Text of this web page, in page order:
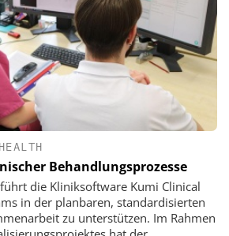
Behandlungsprozesse
die Kliniksoftware Kumi Clinical
in der planbaren, standardisierten
zu unterstützen. Im Rahmen